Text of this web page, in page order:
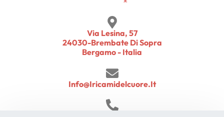
Via Lesina, 57
24030-Brembate Di Sopra
Bergamo - Italia
Info@iricamidelcuore.it